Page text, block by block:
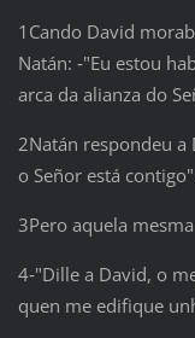
1Cando David
Natán: ‑"Eu estou
arca da alianza do
2Natán respondeu a
o Señor está
3Pero aquela
4‑"Dille a David, o
quen me edifique